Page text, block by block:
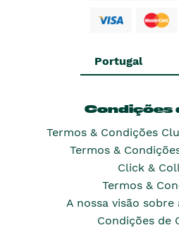
Portugal
Condições
Termos & Condições
Termos &
Click &
Termos &
A nossa visão sobre
Condições de